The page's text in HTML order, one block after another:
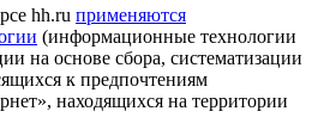
hh.ru применяются
(информационные технологии
на основе сбора, систематизации
к предпочтениям
находящихся на территории